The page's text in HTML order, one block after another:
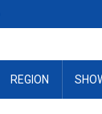
REGION